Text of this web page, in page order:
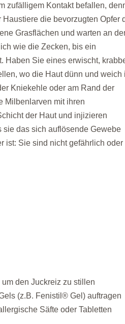
zufälligem Kontakt befallen,
die bevorzugten Opfer
Grasflächen und warten an
wie die Zecken, bis ein
Haben Sie eines erwischt,
wo die Haut dünn und weich
Kniekehle oder am Rand der
Milbenlarven mit ihren
der Haut und injizieren
das sich auflösende Gewebe
ist: Sie sind nicht gefährlich oder
den Juckreiz zu stillen
(z.B. Fenistil® Gel) auftragen
Säfte oder Tabletten